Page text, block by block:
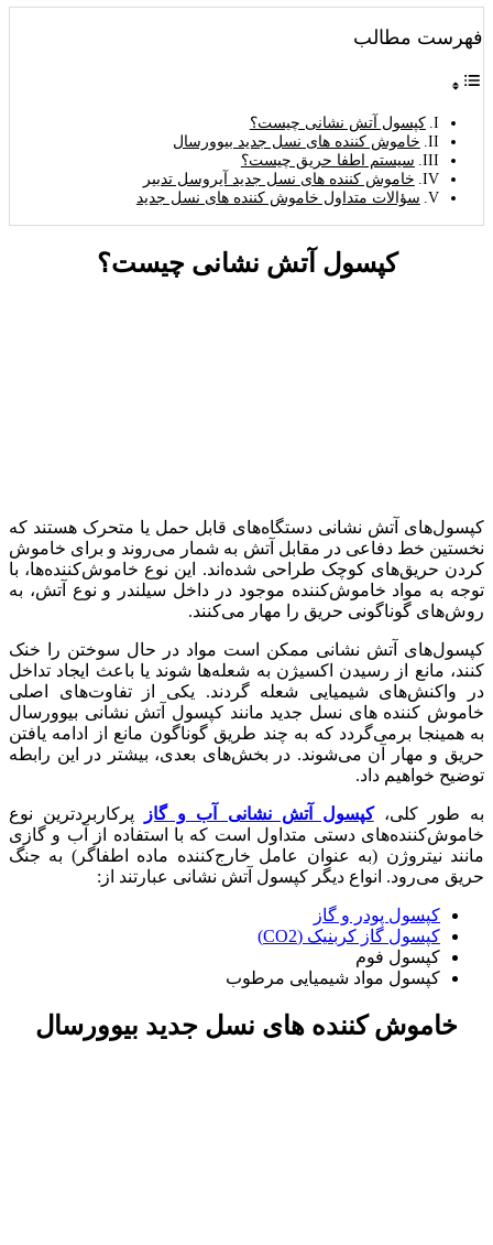
فهرست مطالب
کپسول آتش نشانی چیست؟
خاموش کننده های نسل جدید بیوورسال
سیستم اطفا حریق چیست؟
خاموش کننده های نسل جدید آیروسل تدبیر
سؤالات متداول خاموش کننده های نسل جدید
کپسول آتش نشانی چیست؟
کپسول‌های آتش نشانی دستگاه‌های قابل حمل یا متحرک هستند که
نخستین خط دفاعی در مقابل آتش به شمار می‌روند و برای خاموش
کردن حریق‌های کوچک طراحی شده‌اند. این نوع خاموش‌کننده‌ها، با
توجه به مواد خاموش‌کننده موجود در داخل سیلندر و نوع آتش، به
روش‌های گوناگونی حریق را مهار می‌کنند.
کپسول‌های آتش نشانی ممکن است مواد در حال سوختن را خنک
کنند، مانع از رسیدن اکسیژن به شعله‌ها شوند یا باعث ایجاد تداخل
در واکنش‌های شیمیایی شعله گردند. یکی از تفاوت‌های اصلی
خاموش کننده های نسل جدید مانند کپسول آتش نشانی بیوورسال
به همینجا برمی‌گردد که به چند طریق گوناگون مانع از ادامه یافتن
حریق و مهار آن می‌شوند. در بخش‌های بعدی، بیشتر در این رابطه
توضیح خواهیم داد.
به طور کلی،کپسول آتش نشانی آب و گاز
پرکاربردترین نوع
خاموش‌کننده‌های دستی متداول است که با استفاده از آب و گازی
مانند نیتروژن (به عنوان عامل خارج‌کننده ماده اطفاگر) به جنگ
حریق می‌رود. انواع دیگر کپسول آتش نشانی عبارتند از:
کپسول پودر و گاز
کپسول گاز کربنیک (CO2)
کپسول فوم
کپسول مواد شیمیایی مرطوب
خاموش کننده های نسل جدید بیوورسال